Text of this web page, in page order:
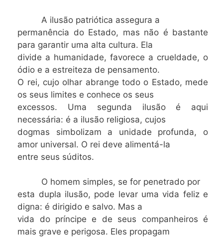
A ilusão patriótica assegura a
permanência do Estado, mas não é bastante
para garantir uma alta cultura. Ela
divide a humanidade, favorece a crueldade, o
ódio e a estreiteza de pensamento.
O rei, cujo olhar abrange todo o Estado, mede
os seus limites e conhece os seus
excessos. Uma segunda ilusão é aqui
necessária: é a ilusão religiosa, cujos
dogmas simbolizam a unidade profunda, o
amor universal. O rei deve alimentá-la
entre seus súditos.
O homem simples, se for penetrado por
esta dupla ilusão, pode levar uma vida feliz e
digna: é dirigido e salvo. Mas a
vida do príncipe e de seus companheiros é
mais grave e perigosa. Eles propagam